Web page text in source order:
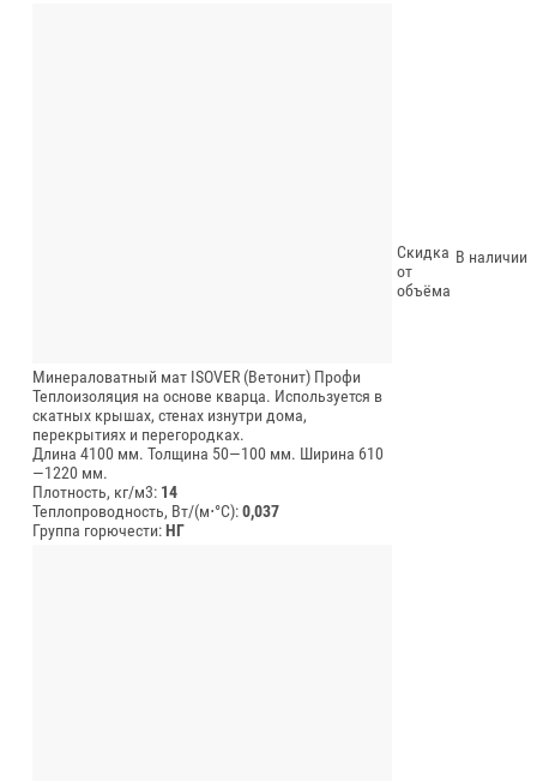
Минераловатный мат ISOVER (Ветонит) Профи
Теплоизоляция на основе кварца. Используется в
скатных крышах, стенах изнутри дома,
перекрытиях и перегородках.
Длина 4100 мм. Толщина 50—100 мм. Ширина 610
—1220 мм.
Плотность, кг/м3: 14
Теплопроводность, Вт/(м⋅°С):0,037
Группа горючести:НГ
Скидка
от
объёма
В наличии